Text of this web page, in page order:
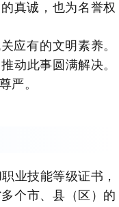
真诚，也为名誉权
应有的文明素养。
动此事圆满解决。
严。
业技能等级证书，
个市、县（区）的